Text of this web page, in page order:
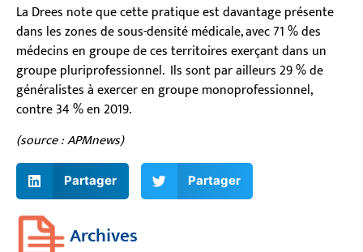
La Drees note que cette pratique est davantage présente
dans les zones de sous-densité médicale, avec 71 % des
médecins en groupe de ces territoires exerçant dans un
groupe pluriprofessionnel. Ils sont par ailleurs 29 % de
généralistes à exercer en groupe monoprofessionnel,
contre 34 % en 2019.
(source : APMnews)
Partager Partager
Archives